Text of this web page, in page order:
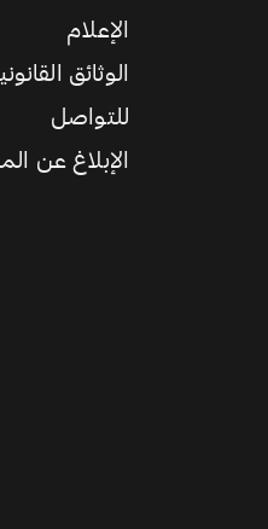
الإعلام
الوثائق
للتواصل
الإبلاغ عن